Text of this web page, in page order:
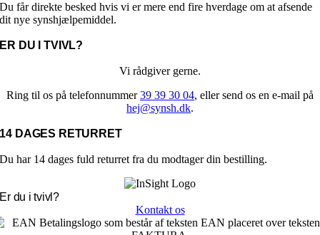
kan
vælges
Du får direkte besked hvis vi er mere end fire hverdage om at afsende
dit nye synshjælpemiddel.
ER DU I TVIVL?
Vi rådgiver gerne.
Ring til os på telefonnummer39 39 30 04, eller send os en e-mail på
hej@synsh.dk.
14 DAGES RETURRET
Du har 14 dages fuld returret fra du modtager din bestilling.
Er du i tvivl?
Kontakt os